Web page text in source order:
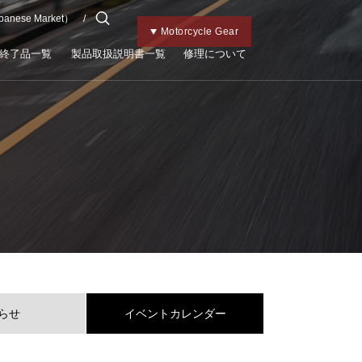
Motorcycle Gear
Kabutoトップ
Bicycle Gear
チャイルドメット
Market）
了品一覧 製品取扱説明書一覧 修理について
せ イベントカレンダー